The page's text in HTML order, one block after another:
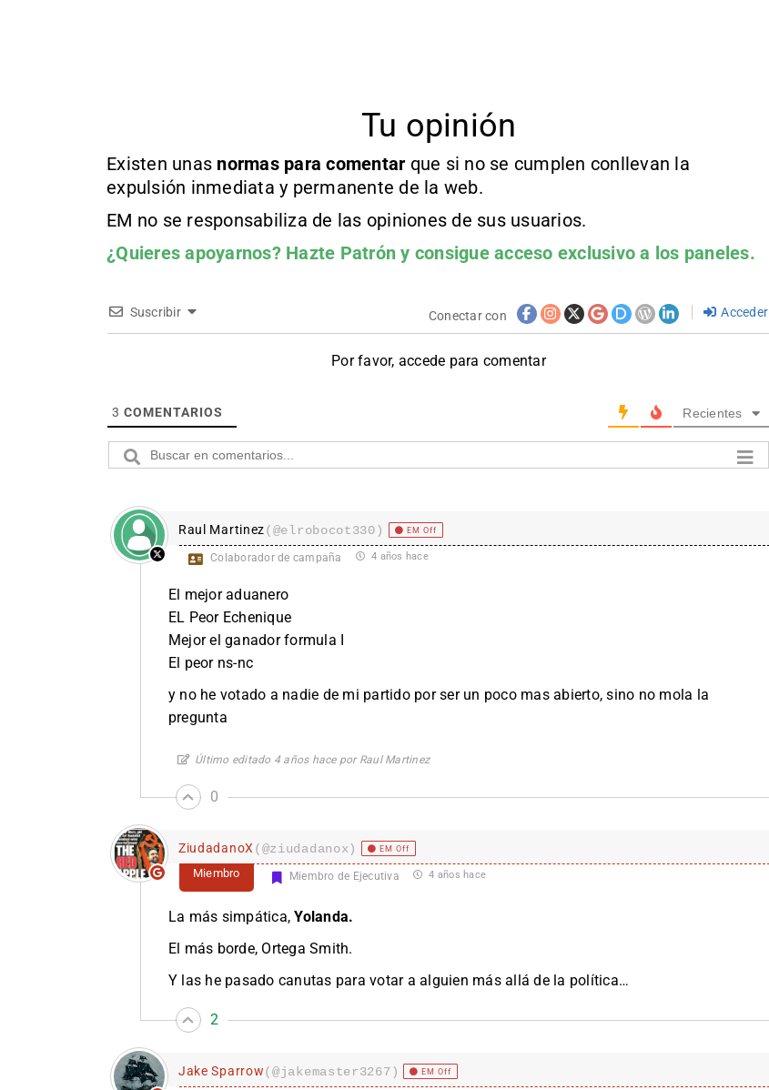
Tu opinión
Existen unas normas para comentar que si no se cumplen conllevan la
expulsión inmediata y permanente de la web.
EM no se responsabiliza de las opiniones de sus usuarios.
¿Quieres apoyarnos? Hazte Patrón y consigue acceso exclusivo a los paneles.
Suscribir Conectar con Acceder
Por favor, accede para comentar
3 COMENTARIOS Recientes
Raul Martinez(@elrobocot330) EM Off
Colaborador de campaña 4 años hace
El mejor aduanero
EL Peor Echenique
Mejor el ganador formula I
El peor ns-nc
y no he votado a nadie de mi partido por ser un poco mas abierto, sino no mola la
pregunta
Último editado 4 años hace por Raul Martinez
0
ZiudadanoX (@ziudadanox) EM Off
Miembro Miembro de Ejecutiva 4 años hace
La más simpática,Yolanda.
El más borde, Ortega Smith.
Y las he pasado canutas para votar a alguien más allá de la política…
2
Jake Sparrow(@jakemaster3267) EM Off